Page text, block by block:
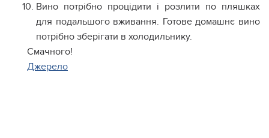
Вино потрібно процідити і розлити по пляшках
для подальшого вживання. Готове домашнє вино
потрібно зберігати в холодильнику.
Смачного!
Джерело